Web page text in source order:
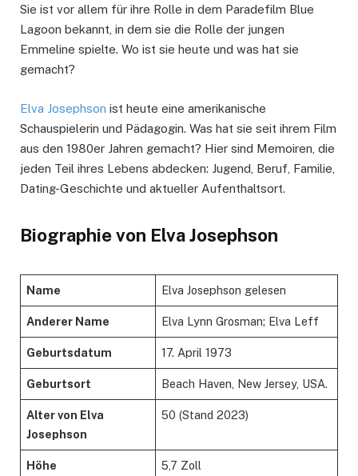
Sie ist vor allem für ihre Rolle in dem Paradefilm Blue
Lagoon bekannt, in dem sie die Rolle der jungen
Emmeline spielte. Wo ist sie heute und was hat sie
gemacht?
Elva Josephson ist heute eine amerikanische
Schauspielerin und Pädagogin. Was hat sie seit ihrem Film
aus den 1980er Jahren gemacht? Hier sind Memoiren, die
jeden Teil ihres Lebens abdecken: Jugend, Beruf, Familie,
Dating-Geschichte und aktueller Aufenthaltsort.
Biographie von Elva Josephson
Name Elva Josephson gelesen
Anderer Name Elva Lynn Grosman; Elva Leff
Geburtsdatum 17. April 1973
Geburtsort Beach Haven, New Jersey, USA.
Alter von Elva
Josephson
50 (Stand 2023)
Höhe 5,7 Zoll